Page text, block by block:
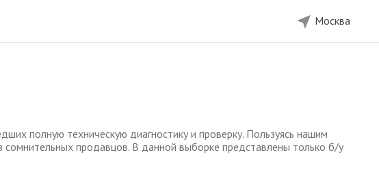
Москва
полную техническую диагностику и проверку. Пользуясь нашим
продавцов. В данной выборке представлены только б/у